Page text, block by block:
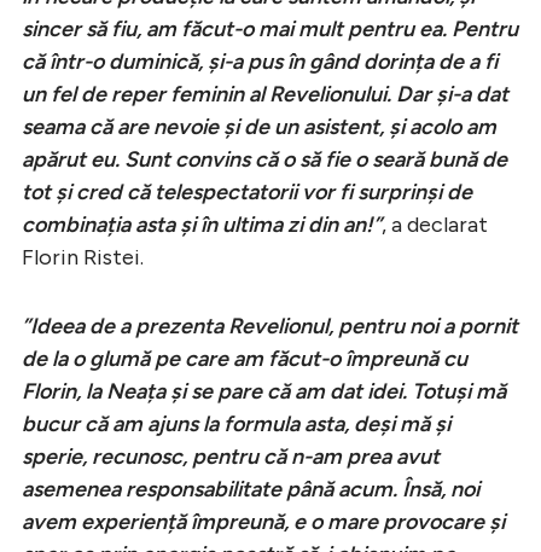
sincer să fiu, am făcut-o mai mult pentru ea. Pentru
că într-o duminică, și-a pus în gând dorința de a fi
un fel de reper feminin al Revelionului. Dar și-a dat
seama că are nevoie și de un asistent, și acolo am
apărut eu. Sunt convins că o să fie o seară bună de
tot și cred că telespectatorii vor fi surprinși de
combinația asta și în ultima zi din an!”, a declarat
Florin Ristei.
”Ideea de a prezenta Revelionul, pentru noi a pornit
de la o glumă pe care am făcut-o împreună cu
Florin, la Neața și se pare că am dat idei. Totuși mă
bucur că am ajuns la formula asta, deși mă și
sperie, recunosc, pentru că n-am prea avut
asemenea responsabilitate până acum. Însă, noi
avem experiență împreună, e o mare provocare și